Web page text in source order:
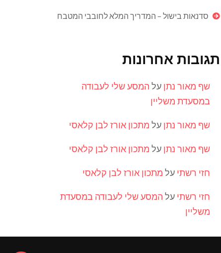
סדנאות בישול – המדריך המלא לחובבי המטבח
תגובות אחרונות
שף מאור נתן על המסע שלי לעבודה
במסעדת משליין
שף מאור נתן על מתכון אורז לבן קלאסי
שף מאור נתן על מתכון אורז לבן קלאסי
חזי רשתי על מתכון אורז לבן קלאסי
חזי רשתי על המסע שלי לעבודה במסעדת
משליין